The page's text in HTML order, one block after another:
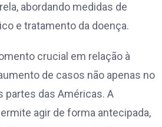
abordando medidas de
e tratamento da doença.
crucial em relação à
de casos não apenas no
partes das Américas. A
agir de forma antecipada,